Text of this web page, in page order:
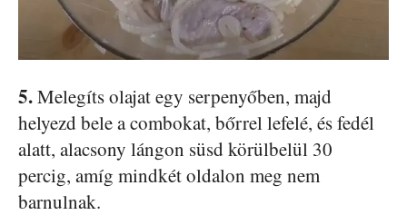
5.Melegíts olajat egy serpenyőben, majd
helyezd bele a combokat, bőrrel lefelé, és fedél
alatt, alacsony lángon süsd körülbelül 30
percig, amíg mindkét oldalon meg nem
barnulnak.